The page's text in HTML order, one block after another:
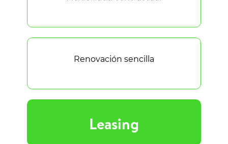
Leasing
Renovación sencilla